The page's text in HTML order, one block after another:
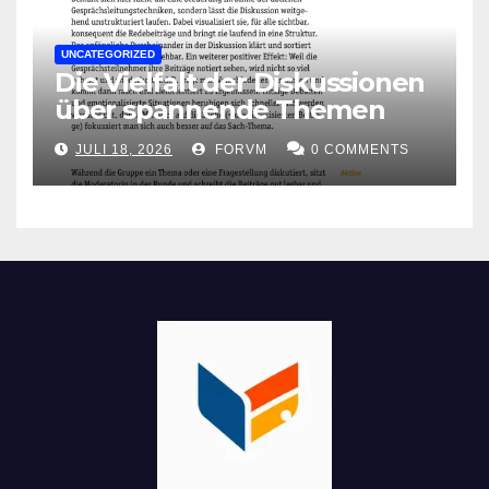
UNCATEGORIZED
Die Vielfalt der Diskussionen
über spannende Themen
JULI 18, 2026 FORVM 0 COMMENTS